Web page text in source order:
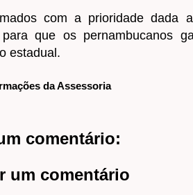
com a prioridade dada
para que os pernambucanos
estadual.
da Assessoria
comentário:
um comentário